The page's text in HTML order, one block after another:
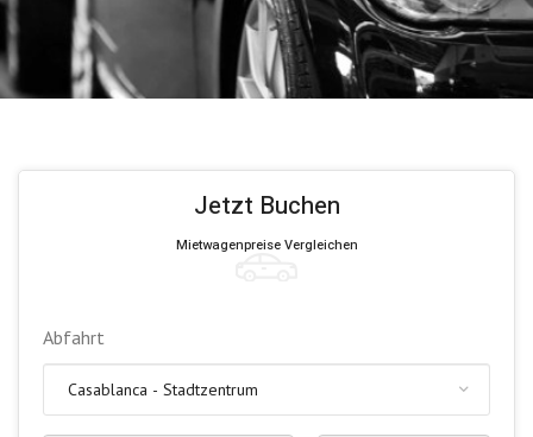
Jetzt Buchen
Mietwagenpreise Vergleichen
Abfahrt